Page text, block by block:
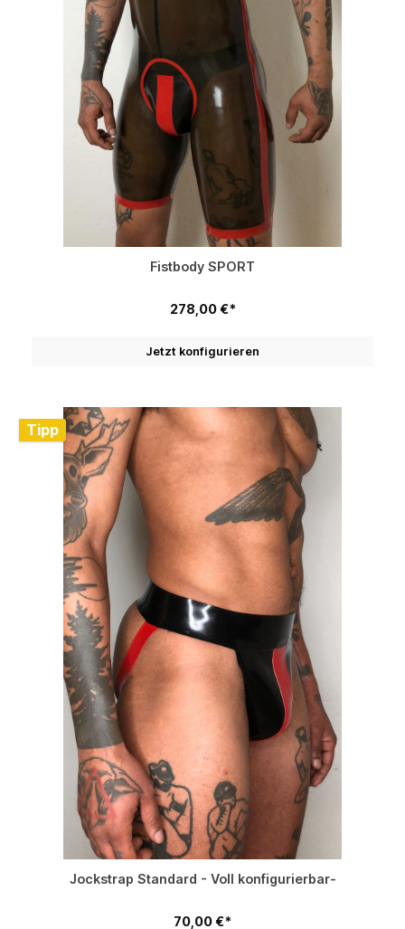
Fistbody SPORT
278,00 €*
Jetzt konfigurieren
Tipp
Jockstrap Standard - Voll konfigurierbar-
70,00 €*